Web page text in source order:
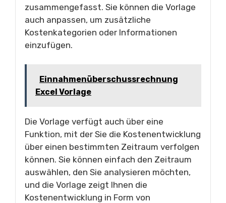
zusammengefasst. Sie können die Vorlage
auch anpassen, um zusätzliche
Kostenkategorien oder Informationen
einzufügen.
Einnahmenüberschussrechnung
Excel Vorlage
Die Vorlage verfügt auch über eine
Funktion, mit der Sie die Kostenentwicklung
über einen bestimmten Zeitraum verfolgen
können. Sie können einfach den Zeitraum
auswählen, den Sie analysieren möchten,
und die Vorlage zeigt Ihnen die
Kostenentwicklung in Form von